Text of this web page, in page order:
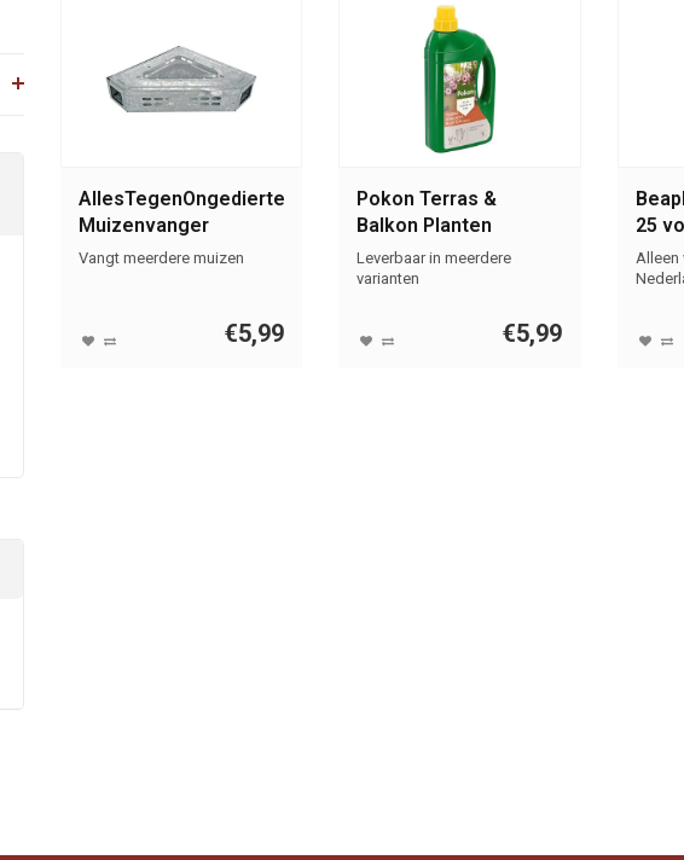
AllesTegenOngedierte.nl
Muizenvanger
driehoek
Vangt meerdere muizen
€5,99
Pokon Terras &
Balkon Planten
Voeding 1L
Leverbaar in meerdere
varianten
€5,99
25
en
Alleen